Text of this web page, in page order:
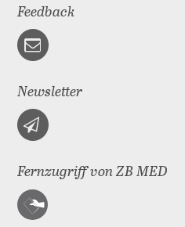
Feedback
Newsletter
Fernzugriff von ZB MED